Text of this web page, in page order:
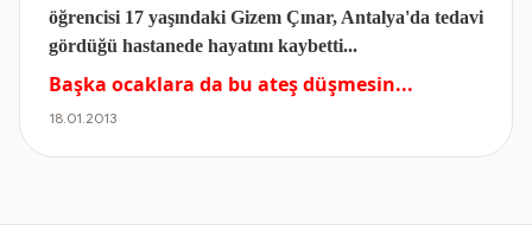
öğrencisi 17 yaşındaki Gizem Çınar, Antalya'da tedavi
gördüğü hastanede hayatını kaybetti...
Başka ocaklara da bu ateş düşmesin...
18.01.2013